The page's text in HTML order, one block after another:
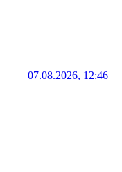
07.08.2026, 12:46